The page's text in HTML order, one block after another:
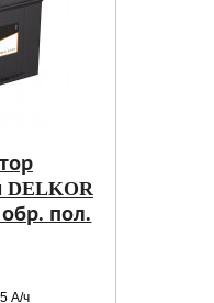
обр. пол.
А/ч